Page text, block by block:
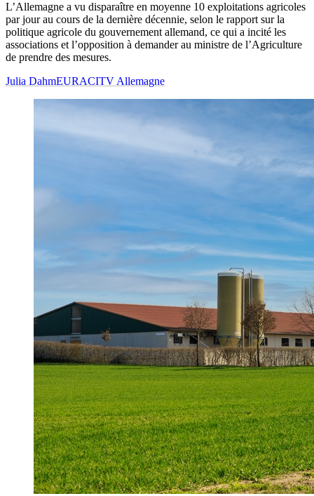
L’Allemagne a vu disparaître en moyenne 10 exploitations agricoles
par jour au cours de la dernière décennie, selon le rapport sur la
politique agricole du gouvernement allemand, ce qui a incité les
associations et l’opposition à demander au ministre de l’Agriculture
de prendre des mesures.
Julia DahmEURACITV Allemagne